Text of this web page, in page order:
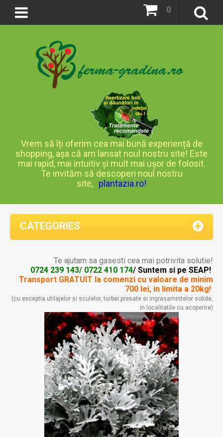
0
Vrem să îți oferim cea mai bună experiență de
shopping, așa că am lansat noul nostru site! Este
mai rapid, mai intuitiv și mult mai ușor de folosit.
Te invităm să descoperi noul nostru
site, plantazia.ro!
CATEGORIES
Te ajutam sa gasesti cea mai potrivita solutie!
0724 239 143/ 0722 410 174/ Suntem si pe SEAP!
Transport GRATUIT la comenzi cu valoare de minim
700 lei, in limita a 20kg!
(cu exceptia utilajelor si sculelor, turbei presate si ingrasamintelor solide,
in localitatile cu acoperire)